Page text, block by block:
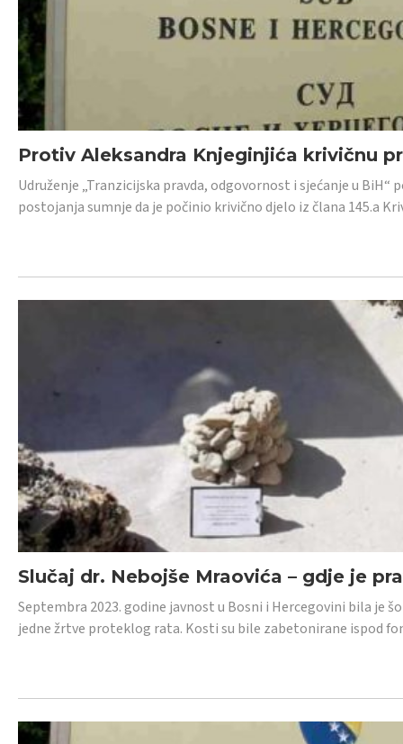
Protiv Aleksandra Knjeginjića krivičnu
Udruženje „Tranzicijska pravda, odgovornost i sjećanje u
postojanja sumnje da je počinio krivično djelo iz člana 145.a
Slučaj dr. Nebojše Mraovića – gdje je
Septembra 2023. godine javnost u Bosni i Hercegovini bila je
jedne žrtve proteklog rata. Kosti su bile zabetonirane ispod